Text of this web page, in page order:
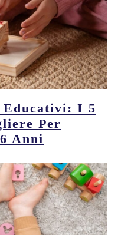
Educativi: I 5
Per
Anni